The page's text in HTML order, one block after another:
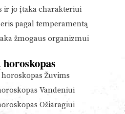
ir jo įtaka charakteriui
pagal temperamentą
žmogaus organizmui
horoskopas Žuvims
Vandeniui
Ožiaragiui